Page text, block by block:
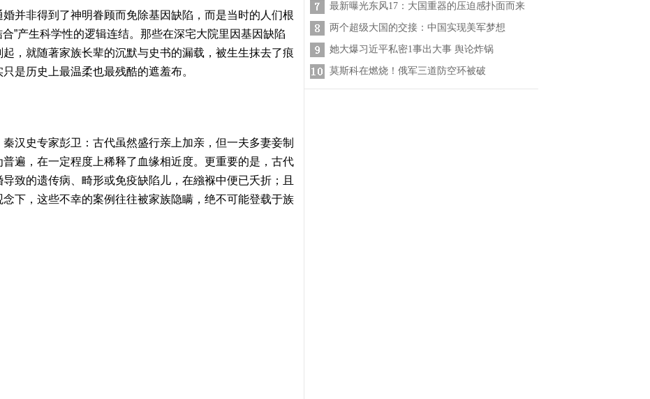
并非得到了神明眷顾而免除基因缺陷，而是当时的人们根
合”产生科学性的逻辑连结。那些在深宅大院里因基因缺陷
，就随著家族长辈的沉默与史书的漏载，被生生抹去了痕
是历史上最温柔也最残酷的遮羞布。
汉史专家彭卫：古代虽然盛行亲上加亲，但一夫多妻妾制
遍，在一定程度上稀释了血缘相近度。更重要的是，古代
致的遗传病、畸形或免疫缺陷儿，在繈褓中便已夭折；且
下，这些不幸的案例往往被家族隐瞒，绝不可能登载于族
最新曝光东风17：大国重器的压迫感扑面而来
两个超级大国的交接：中国实现美军梦想
她大爆习近平私密1事出大事 舆论炸锅
莫斯科在燃烧！俄军三道防空环被破